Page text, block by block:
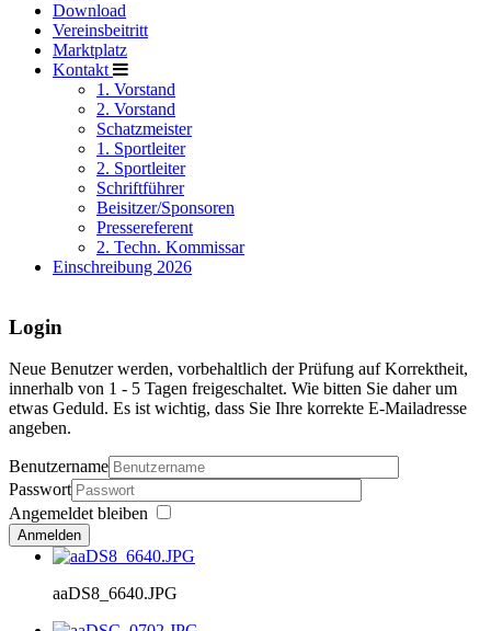
Download
Vereinsbeitritt
Marktplatz
Kontakt
1. Vorstand
2. Vorstand
Schatzmeister
1. Sportleiter
2. Sportleiter
Schriftführer
Beisitzer/Sponsoren
Pressereferent
2. Techn. Kommissar
Einschreibung 2026
Login
Neue Benutzer werden, vorbehaltlich der Prüfung auf Korrektheit,
innerhalb von 1 - 5 Tagen freigeschaltet. Wie bitten Sie daher um
etwas Geduld. Es ist wichtig, dass Sie Ihre korrekte E-Mailadresse
angeben.
Benutzername
Passwort
Angemeldet bleiben
Anmelden
aaDS8_6640.JPG